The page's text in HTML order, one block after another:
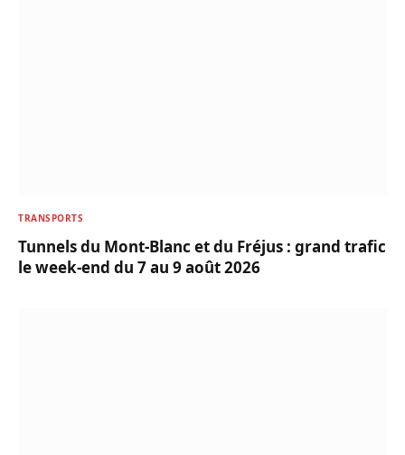
TRANSPORTS
Tunnels du Mont-Blanc et du Fréjus : grand trafic
le week-end du 7 au 9 août 2026